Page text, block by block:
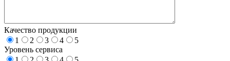
Качество продукции
1
2 3 4
5
Уровень сервиса